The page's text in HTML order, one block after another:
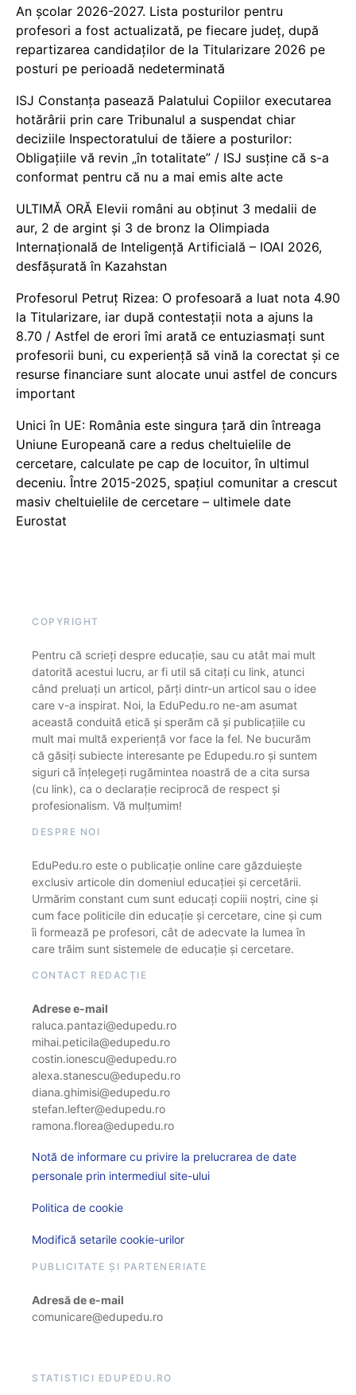
An școlar 2026-2027. Lista posturilor pentru
profesori a fost actualizată, pe fiecare județ, după
repartizarea candidaților de la Titularizare 2026 pe
posturi pe perioadă nedeterminată
ISJ Constanța pasează Palatului Copiilor executarea
hotărârii prin care Tribunalul a suspendat chiar
deciziile Inspectoratului de tăiere a posturilor:
Obligațiile vă revin „în totalitate” / ISJ susține că s-a
conformat pentru că nu a mai emis alte acte
ULTIMĂ ORĂ Elevii români au obținut 3 medalii de
aur, 2 de argint și 3 de bronz la Olimpiada
Internațională de Inteligență Artificială – IOAI 2026,
desfășurată în Kazahstan
Profesorul Petruț Rizea: O profesoară a luat nota 4.90
la Titularizare, iar după contestații nota a ajuns la
8.70 / Astfel de erori îmi arată ce entuziasmați sunt
profesorii buni, cu experiență să vină la corectat și ce
resurse financiare sunt alocate unui astfel de concurs
important
Unici în UE: România este singura țară din întreaga
Uniune Europeană care a redus cheltuielile de
cercetare, calculate pe cap de locuitor, în ultimul
deceniu. Între 2015-2025, spațiul comunitar a crescut
masiv cheltuielile de cercetare – ultimele date
Eurostat
COPYRIGHT
Pentru că scrieți despre educație, sau cu atât mai mult
datorită acestui lucru, ar fi util să citați cu link, atunci
când preluați un articol, părți dintr-un articol sau o idee
care v-a inspirat. Noi, la EduPedu.ro ne-am asumat
această conduită etică și sperăm că și publicațiile cu
mult mai multă experiență vor face la fel. Ne bucurăm
că găsiți subiecte interesante pe Edupedu.ro și suntem
siguri că înțelegeți rugămintea noastră de a cita sursa
(cu link), ca o declarație reciprocă de respect și
profesionalism. Vă mulțumim!
DESPRE NOI
EduPedu.ro este o publicație online care găzduiește
exclusiv articole din domeniul educației și cercetării.
Urmărim constant cum sunt educați copiii noștri, cine și
cum face politicile din educație și cercetare, cine și cum
îi formează pe profesori, cât de adecvate la lumea în
care trăim sunt sistemele de educație și cercetare.
CONTACT REDACȚIE
Adrese e-mail
raluca.pantazi@edupedu.ro
mihai.peticila@edupedu.ro
costin.ionescu@edupedu.ro
alexa.stanescu@edupedu.ro
diana.ghimisi@edupedu.ro
stefan.lefter@edupedu.ro
ramona.florea@edupedu.ro
Notă de informare cu privire la prelucrarea de date
personale prin intermediul site-ului
Politica de cookie
Modifică setarile cookie-urilor
PUBLICITATE ȘI PARTENERIATE
Adresă de e-mail
comunicare@edupedu.ro
STATISTICI EDUPEDU.RO